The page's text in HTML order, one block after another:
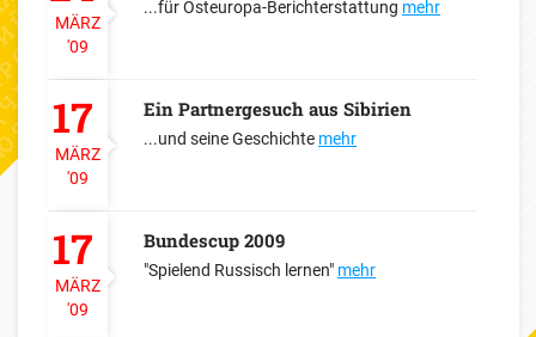
MÄRZ
'09
...für Osteuropa-Berichterstattung mehr
17
MÄRZ
'09
Ein Partnergesuch aus Sibirien
...und seine Geschichte mehr
17
MÄRZ
'09
Bundescup 2009
"Spielend Russisch lernen" mehr